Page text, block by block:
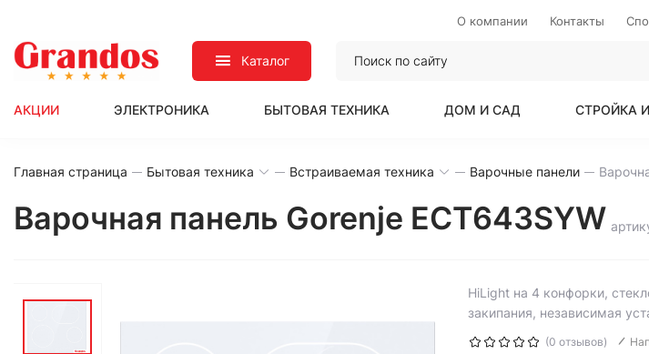
О компании Контакты
Каталог
АКЦИИ ЭЛЕКТРОНИКА БЫТОВАЯ ТЕХНИКА ДОМ И САД СТРОЙКА
Главная страница Бытовая техника Встраиваемая техника Варочные панели
Варочная панель Gorenje ECT643SYW
HiLight на 4 конфорки,
закипания, независимая
(0 отзывов)